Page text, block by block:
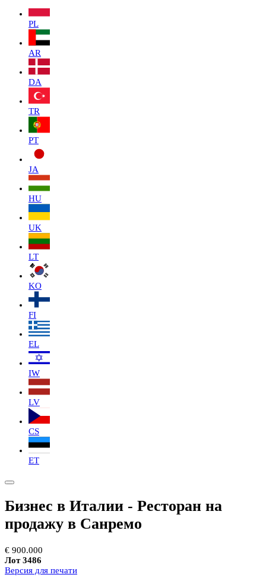
PL
AR
DA
TR
PT
JA
HU
UK
LT
KO
FI
EL
IW
LV
CS
ET
Бизнес в Италии - Ресторан на
продажу в Санремо
€ 900.000
Лот 3486
Версия для печати